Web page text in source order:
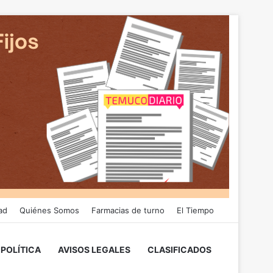
Quiénes Somos Farmacias de turno El Tiempo
POLÍTICA AVISOS LEGALES CLASIFICADOS